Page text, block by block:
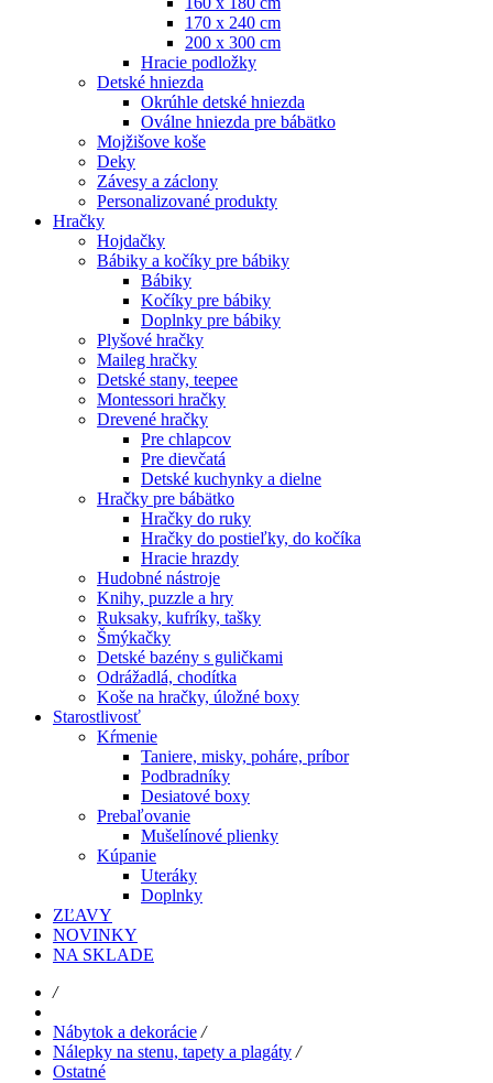
170 x 240 cm
200 x 300 cm
Hracie podložky
Detské hniezda
Okrúhle detské hniezda
Oválne hniezda pre bábätko
Mojžišove koše
Deky
Závesy a záclony
Personalizované produkty
Hračky
Hojdačky
Bábiky a kočíky pre bábiky
Bábiky
Kočíky pre bábiky
Doplnky pre bábiky
Plyšové hračky
Maileg hračky
Detské stany, teepee
Montessori hračky
Drevené hračky
Pre chlapcov
Pre dievčatá
Detské kuchynky a dielne
Hračky pre bábätko
Hračky do ruky
Hračky do postieľky, do kočíka
Hracie hrazdy
Hudobné nástroje
Knihy, puzzle a hry
Ruksaky, kufríky, tašky
Šmýkačky
Detské bazény s guličkami
Odrážadlá, chodítka
Koše na hračky, úložné boxy
Starostlivosť
Kŕmenie
Taniere, misky, poháre, príbor
Podbradníky
Desiatové boxy
Prebaľovanie
Mušelínové plienky
Kúpanie
Uteráky
Doplnky
ZĽAVY
NOVINKY
NA SKLADE
/
Nábytok a dekorácie /
Nálepky na stenu, tapety a plagáty /
Ostatné